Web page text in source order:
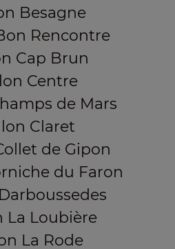
Besagne
Rencontre
Cap Brun
Centre
de Mars
Claret
de Gipon
du Faron
La Loubière
La Rode